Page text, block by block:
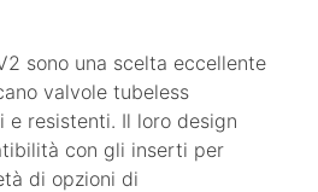
sono una scelta eccellente
valvole tubeless
e resistenti. Il loro design
con gli inserti per
di opzioni di